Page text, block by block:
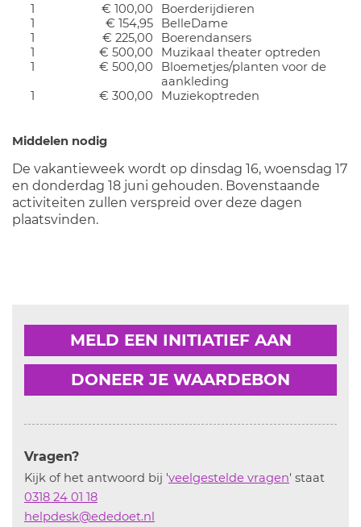
1
€ 100,00
Boerderijdieren
1
€ 154,95
BelleDame
1
€ 225,00
Boerendansers
1
€ 500,00
Muzikaal theater optreden
1
€ 500,00
Bloemetjes/planten voor de
aankleding
1
€ 300,00 Muziekoptreden
Middelen nodig
De vakantieweek wordt op dinsdag 16, woensdag 17
en donderdag 18 juni gehouden. Bovenstaande
activiteiten zullen verspreid over deze dagen
plaatsvinden.
MELD EEN INITIATIEF AAN
DONEER JE WAARDEBON
Vragen?
Kijk of het antwoord bij 'veelgestelde vragen' staat
0318 24 01 18
helpdesk@ededoet.nl